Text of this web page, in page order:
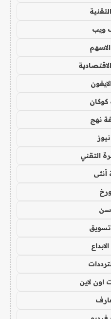
ويب
كوكان
نهج
التقني
أنثى
تسويق
اون لاين